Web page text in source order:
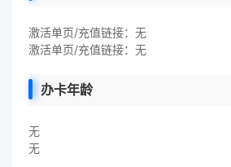
激活单页/充值链接：无
激活单页/充值链接：无
办卡年龄
无
无